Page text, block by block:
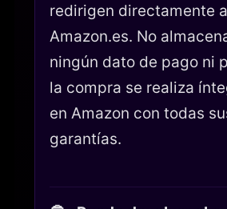
redirigen directamente a
Amazon.es. No
ningún dato de pago ni
la compra se realiza
en Amazon con todas
garantías.